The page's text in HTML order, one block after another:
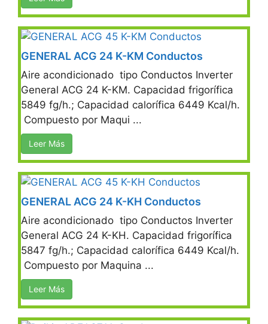
GENERAL ACG 24 K-KM Conductos
Aire acondicionado tipo Conductos Inverter
General ACG 24 K-KM. Capacidad frigorífica
5849 fg/h.; Capacidad calorífica 6449 Kcal/h.
Compuesto por Maqui ...
Leer Más
GENERAL ACG 24 K-KH Conductos
Aire acondicionado tipo Conductos Inverter
General ACG 24 K-KH. Capacidad frigorífica
5847 fg/h.; Capacidad calorífica 6449 Kcal/h.
Compuesto por Maquina ...
Leer Más